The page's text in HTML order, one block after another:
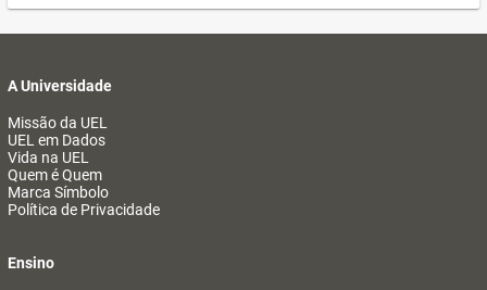
A Universidade
Missão da UEL
UEL em Dados
Vida na UEL
Quem é Quem
Marca Símbolo
Política de Privacidade
Ensino